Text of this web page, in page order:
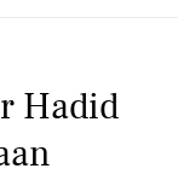
Hadid